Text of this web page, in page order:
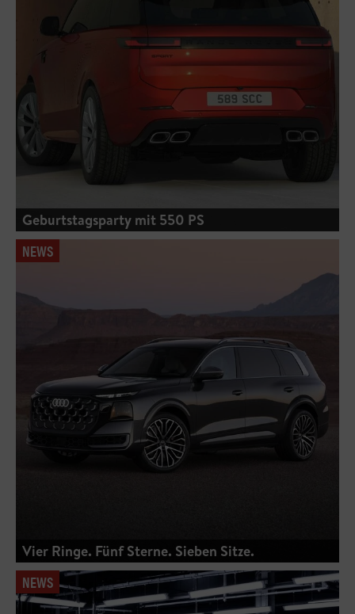
Geburtstagsparty mit 550 PS
NEWS
Vier Ringe. Fünf Sterne. Sieben Sitze.
NEWS